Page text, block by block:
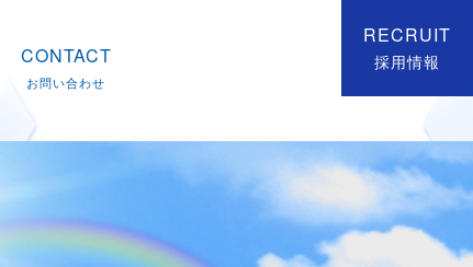
CONTACT
お問い合わせ
RECRUIT
採用情報